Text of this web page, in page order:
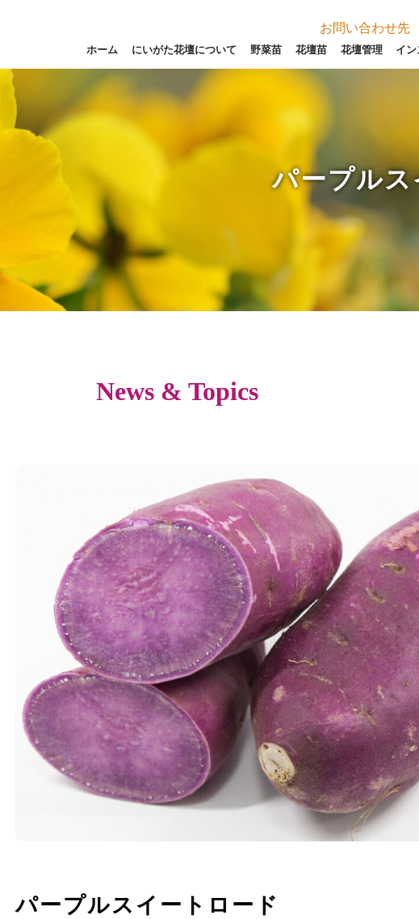
お問い合わせ先
ホーム にいがた花壇について 野菜苗 花壇苗 花壇管理 イ
パープル
News & Topics
パープルスイートロード